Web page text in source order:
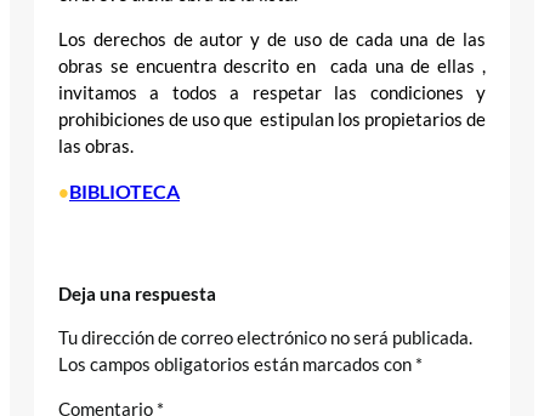
Los derechos de autor y de uso de cada una de las
obras se encuentra descrito en cada una de ellas ,
invitamos a todos a respetar las condiciones y
prohibiciones de uso que estipulan los propietarios de
las obras.
•BIBLIOTECA
Deja una respuesta
Tu dirección de correo electrónico no será publicada.
Los campos obligatorios están marcados con *
Comentario *